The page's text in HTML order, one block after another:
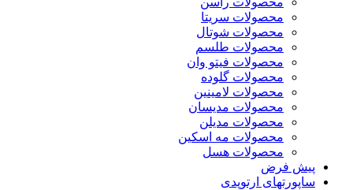
محصولات سریتا
محصولات شوتال
محصولات طلسم
محصولات فیتو وان
محصولات گلوده
محصولات لامینین
محصولات مدیسان
محصولات مدیلن
محصولات مه اسکین
محصولات هسل
پیش فرض
ساپورتهای ارتوپدی